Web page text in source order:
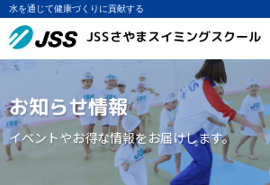
水を通じて健康づくりに貢献する
JSSさやまスイミングスクール
お知らせ情報
イベントやお得な情報をお届けします。